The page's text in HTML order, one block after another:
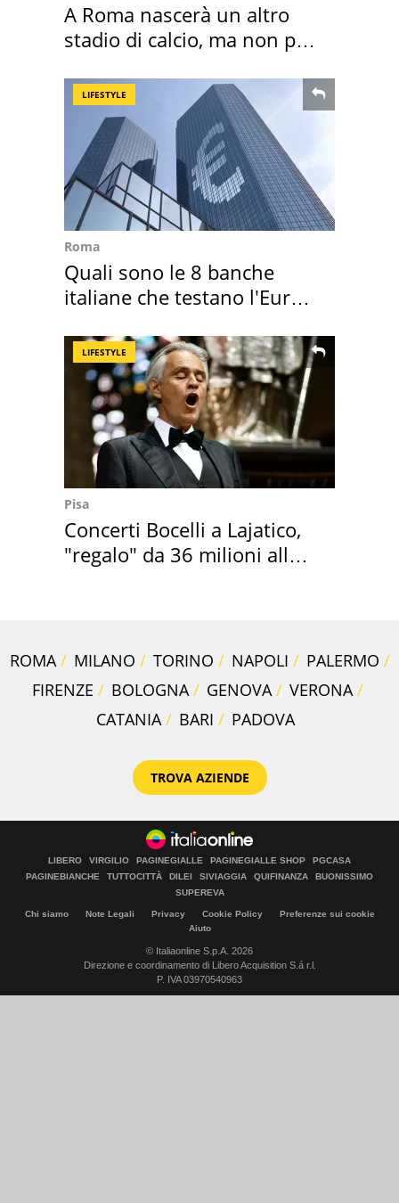
A Roma nascerà un altro
stadio di calcio, ma non per
LIFESTYLE
Roma
Quali sono le 8 banche
italiane che testano l'Euro
LIFESTYLE
Pisa
Concerti Bocelli a Lajatico,
"regalo" da 36 milioni alla
ROMA MILANO TORINO NAPOLI
PALERMO
FIRENZE
BOLOGNA GENOVA
VERONA
CATANIA
BARI PADOVA
TROVA AZIENDE
LIBERO VIRGILIO PAGINEGIALLE PAGINEGIALLE SHOP
PGCASA
PAGINEBIANCHE
TUTTOCITTÀ DILEI SIVIAGGIA QUIFINANZA
BUONISSIMO
SUPEREVA
Chi siamo Note Legali Privacy Cookie Policy
Preferenze sui cookie
Aiuto
© Italiaonline S.p.A. 2026
Direzione e coordinamento di Libero Acquisition S.á r.l.
P. IVA 03970540963